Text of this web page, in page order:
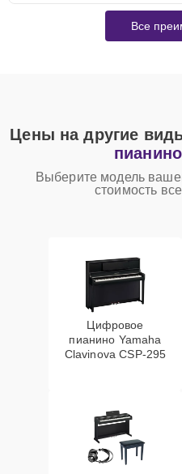
Все
Цены на другие
Выберите модель
стоимость
Цифровое
пианино Yamaha
Clavinova CSP-295